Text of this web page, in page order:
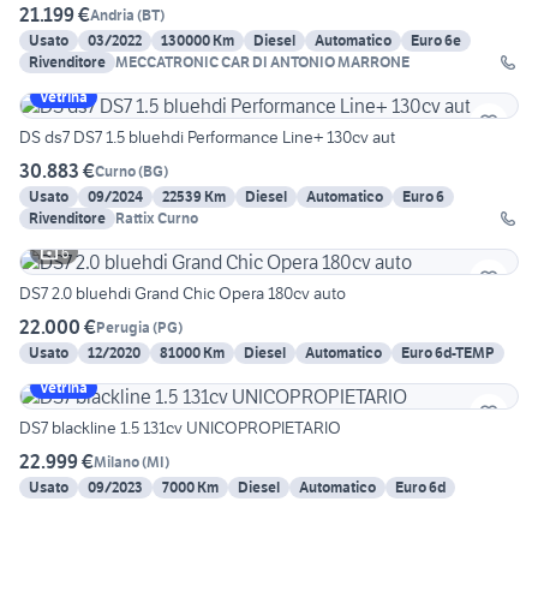
21.199 €Andria (BT)
Usato
03/2022 130000 Km Diesel Automatico
Euro 6e
Rivenditore MECCATRONIC CAR DI ANTONIO MARRONE
Vetrina
DS ds7 DS7 1.5 bluehdi Performance Line+ 130cv aut
30.883 €Curno(BG)
Usato
09/2024 22539 Km Diesel Automatico
Euro 6
Rivenditore Rattix Curno
6
DS7 2.0 bluehdi Grand Chic Opera 180cv auto
22.000 €Perugia (PG)
Usato
12/2020 81000 Km Diesel Automatico
Euro 6d-TEMP
Vetrina
DS7 blackline 1.5 131cv UNICOPROPIETARIO
22.999 €Milano(MI)
Usato
09/2023 7000 Km Diesel Automatico Euro 6d